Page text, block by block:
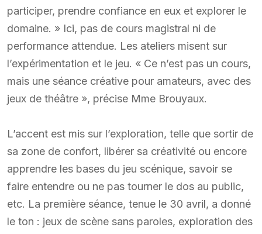
participer, prendre confiance en eux et explorer le
domaine. » Ici, pas de cours magistral ni de
performance attendue. Les ateliers misent sur
l’expérimentation et le jeu. « Ce n’est pas un cours,
mais une séance créative pour amateurs, avec des
jeux de théâtre », précise Mme Brouyaux.
L’accent est mis sur l’exploration, telle que sortir de
sa zone de confort, libérer sa créativité ou encore
apprendre les bases du jeu scénique, savoir se
faire entendre ou ne pas tourner le dos au public,
etc. La première séance, tenue le 30 avril, a donné
le ton : jeux de scène sans paroles, exploration des